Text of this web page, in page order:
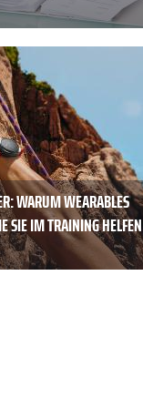
WARUM WEARABLES
SIE IM TRAINING HELFEN